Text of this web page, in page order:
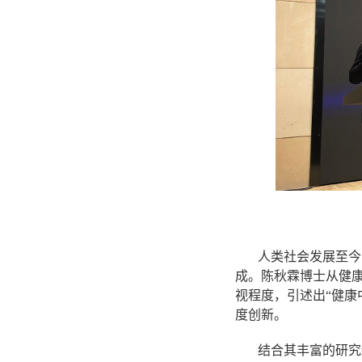
人类社会发展至
成。陈秋霖博士从健
视程度，引述出“健
度创新。
结合其丰富的研